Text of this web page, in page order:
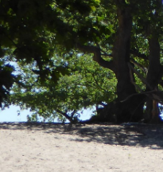
VERENIGING
STALPRAET
GESCHIEDENIS
LINKS